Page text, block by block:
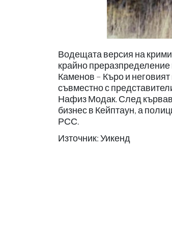
Водещата версия на
крайно
Каменов – Къро и
съвместно с
Нафиз Модак. След
бизнес в Кейптаун, а
РСС.
Източник: Уикенд